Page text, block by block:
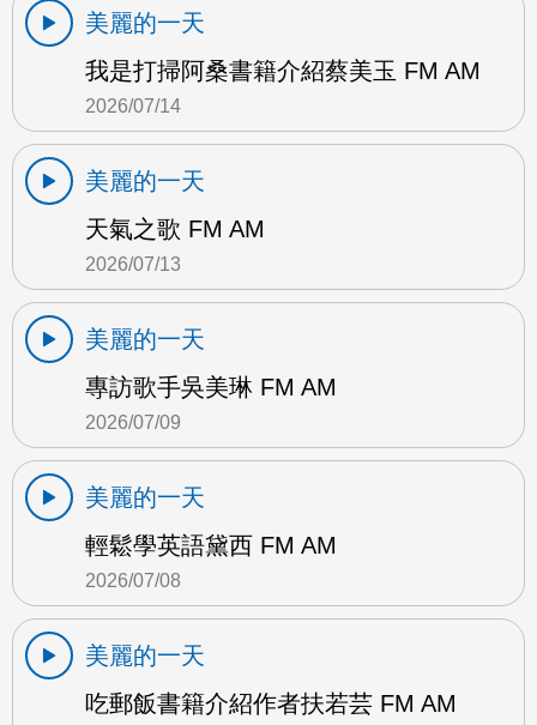
美麗的一天
我是打掃阿桑書籍介紹蔡美玉 FM AM
2026/07/14
美麗的一天
天氣之歌 FM AM
2026/07/13
美麗的一天
專訪歌手吳美琳 FM AM
2026/07/09
美麗的一天
輕鬆學英語黛西 FM AM
2026/07/08
美麗的一天
吃郵飯書籍介紹作者扶若芸 FM AM